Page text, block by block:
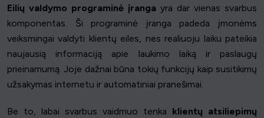
Eilių valdymo programinė įranga yra dar vienas svarbus
komponentas. Ši programinė įranga padeda įmonėms
veiksmingai valdyti klientų eiles, nes realiuoju laiku pateikia
naujausią informaciją apie laukimo laiką ir paslaugų
prieinamumą. Joje dažnai būna tokių funkcijų kaip susitikimų
užsakymas internetu ir automatiniai pranešimai.
Be to, labai svarbus vaidmuo tenka klientų atsiliepimų